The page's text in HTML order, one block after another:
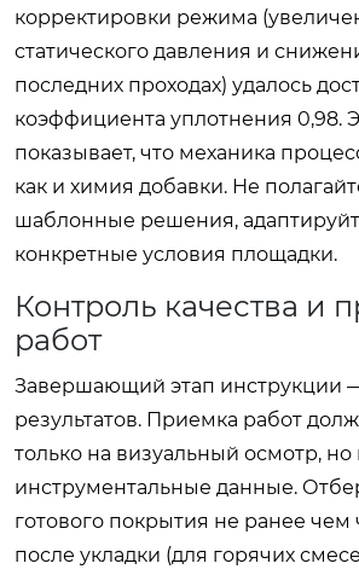
корректировки режима
статического давления и
последних проходах) удалось
коэффициента уплотнения 0,98.
показывает, что механика
как и химия добавки. Не
шаблонные решения,
конкретные условия площадки.
Контроль качества и
работ
Завершающий этап инструкции
результатов. Приемка работ
только на визуальный осмотр, но
инструментальные данные.
готового покрытия не ранее чем
после укладки (для горячих